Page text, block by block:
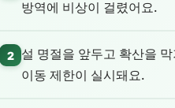
방역에 비상이 걸렸어요.
2
설 명절을 앞두고 확산을
이동 제한이 실시돼요.